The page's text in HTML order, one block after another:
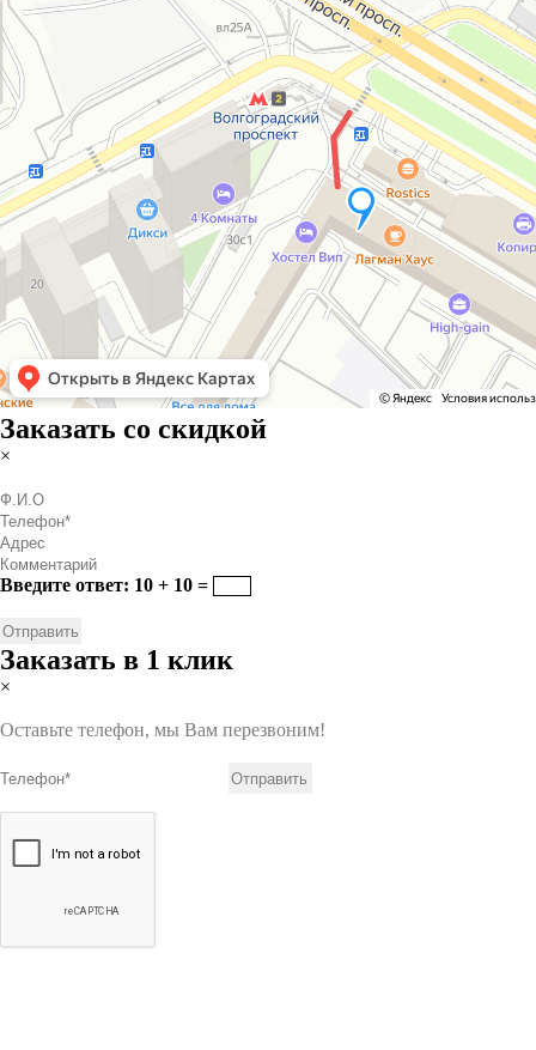
Заказать со скидкой
×
Введите ответ: 10 + 10 =
Заказать в 1 клик
×
Оставьте телефон, мы Вам перезвоним!